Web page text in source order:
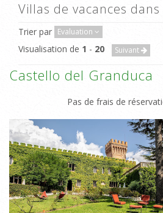
Villas de vacances
Trier par Evaluation
Visualisation de 1 - 20 Suivant
Castello del Granduca
Pas de frais de